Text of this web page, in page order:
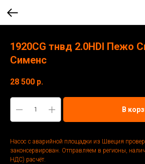
1920CG тнвд 2.0HDI Пежо
Сименс
28 500 р.
В
Насос с аварийной площадки из Швеция
законсервирован. Отправляем в регионы,
НДС) расчёт.